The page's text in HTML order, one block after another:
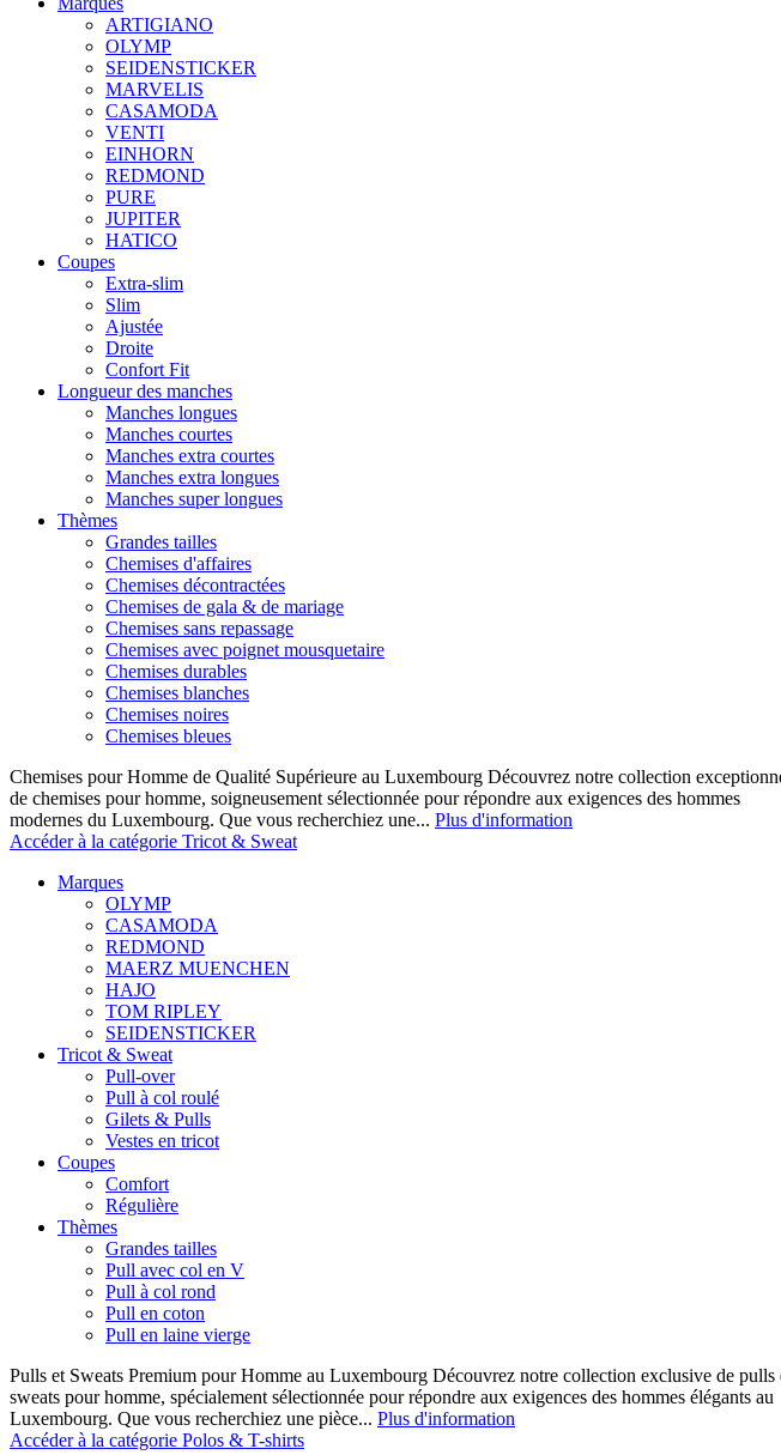
ARTIGIANO
OLYMP
SEIDENSTICKER
MARVELIS
CASAMODA
VENTI
EINHORN
REDMOND
PURE
JUPITER
HATICO
Coupes
Extra-slim
Slim
Ajustée
Droite
Confort Fit
Longueur des manches
Manches longues
Manches courtes
Manches extra courtes
Manches extra longues
Manches super longues
Thèmes
Grandes tailles
Chemises d'affaires
Chemises décontractées
Chemises de gala & de mariage
Chemises sans repassage
Chemises avec poignet mousquetaire
Chemises durables
Chemises blanches
Chemises noires
Chemises bleues
Chemises pour Homme de Qualité Supérieure au Luxembourg Découvrez notre collection
de chemises pour homme, soigneusement sélectionnée pour répondre aux exigences des hommes
modernes du Luxembourg. Que vous recherchiez une... Plus d'information
Accéder à la catégorie Tricot & Sweat
Marques
OLYMP
CASAMODA
REDMOND
MAERZ MUENCHEN
HAJO
TOM RIPLEY
SEIDENSTICKER
Tricot & Sweat
Pull-over
Pull à col roulé
Gilets & Pulls
Vestes en tricot
Coupes
Comfort
Régulière
Thèmes
Grandes tailles
Pull avec col en V
Pull à col rond
Pull en coton
Pull en laine vierge
Pulls et Sweats Premium pour Homme au Luxembourg Découvrez notre collection exclusive de pulls
sweats pour homme, spécialement sélectionnée pour répondre aux exigences des hommes élégants au
Luxembourg. Que vous recherchiez une pièce... Plus d'information
Accéder à la catégorie Polos & T-shirts